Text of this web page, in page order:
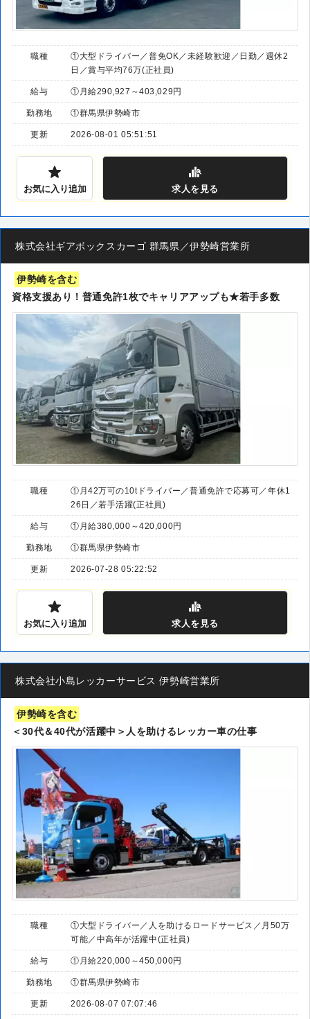
職種
①大型ドライバー／普免OK／未経験歓迎／日勤／週休2
日／賞与平均76万(正社員)
給与 ①月給290,927～403,029円
勤務地 ①群馬県伊勢崎市
更新 2026-08-01 05:51:51
お気に入り追加 求人 を見る
株式会社ギアボックスカーゴ 群馬県／伊勢崎営業所
伊勢崎を含む
資格支援あり！普通免許1枚でキャリアアップも★若手多数
職種
①月42万可の10tドライバー／普通免許で応募可／年休1
26日／若手活躍(正社員)
給与 ①月給380,000～420,000円
勤務地 ①群馬県伊勢崎市
更新 2026-07-28 05:22:52
お気に入り追加 求人を見る
株式会社小島レッカーサービス 伊勢崎営業所
伊勢崎を含む
＜30代＆40代が活躍中＞人を助けるレッカー車の仕事
職種
①大型ドライバー／人を助けるロードサービス／月50万
可能／中高年が活躍中(正社員)
給与 ①月給220,000～450,000円
勤務地 ①群馬県伊勢崎市
更新 2026-08-07 07:07:46